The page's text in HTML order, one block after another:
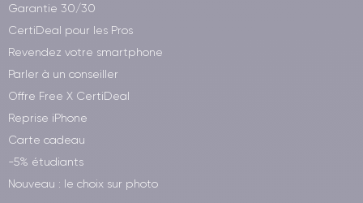
Garantie 30/30
CertiDeal pour les Pros
Revendez votre smartphone
Parler à un conseiller
Offre Free X CertiDeal
Reprise iPhone
Carte cadeau
-5% étudiants
Nouveau : le choix sur photo